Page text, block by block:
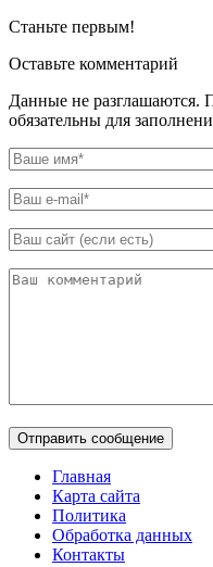
Станьте первым!
Оставьте комментарий
Данные не разглашаются.
обязательны для
Главная
Карта сайта
Политика
Обработка данных
Контакты